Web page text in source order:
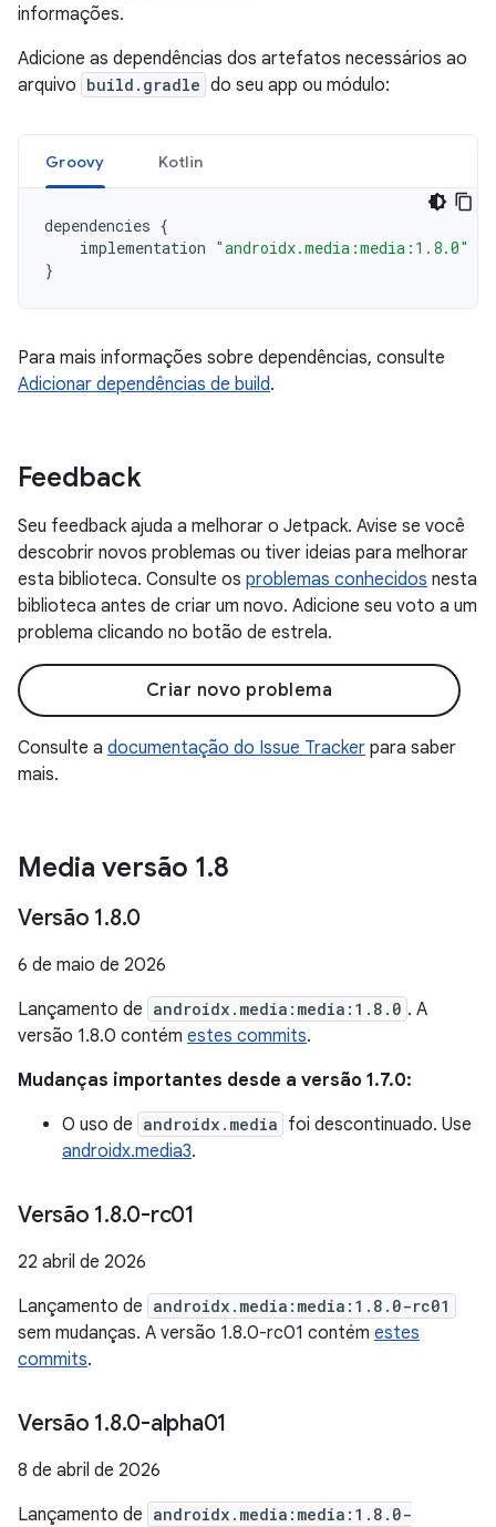
informações.
Adicione as dependências dos artefatos necessários ao
arquivo build.gradle do seu app ou módulo:
Groovy Kotlin
dependencies {
implementation "androidx.media:media:1.8.0"
}
Para mais informações sobre dependências, consulte
Adicionar dependências de build.
Feedback
Seu feedback ajuda a melhorar o Jetpack. Avise se você
descobrir novos problemas ou tiver ideias para melhorar
esta biblioteca. Consulte os problemas conhecidos nesta
biblioteca antes de criar um novo. Adicione seu voto a um
problema clicando no botão de estrela.
Criar novo problema
Consulte a documentação do Issue Tracker para saber
mais.
Media versão 1.8
Versão 1.8.0
6 de maio de 2026
Lançamento de androidx.media:media:1.8.0 . A
versão 1.8.0 contém estes commits.
Mudanças importantes desde a versão 1.7.0:
O uso de androidx.media foi descontinuado. Use
androidx.media3.
Versão 1.8.0-rc01
22 abril de 2026
Lançamento de androidx.media:media:1.8.0-rc01
sem mudanças. A versão 1.8.0-rc01 contém estes
commits.
Versão 1.8.0-alpha01
8 de abril de 2026
Lançamento de androidx.media:media:1.8.0-